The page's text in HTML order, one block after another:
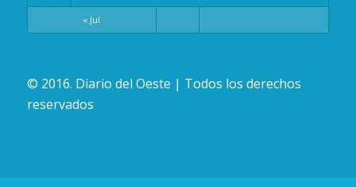
« Jul
© 2016. Diario del Oeste | Todos los derechos
reservados